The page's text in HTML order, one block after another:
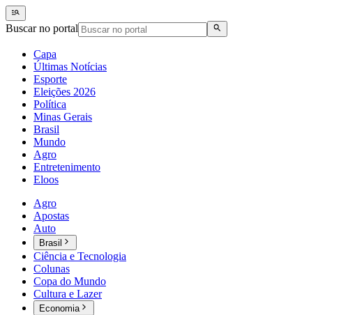
Buscar no portal
Capa
Últimas Notícias
Esporte
Eleições 2026
Política
Minas Gerais
Brasil
Mundo
Agro
Entretenimento
Eloos
Agro
Apostas
Auto
Brasil
Ciência e Tecnologia
Colunas
Copa do Mundo
Cultura e Lazer
Economia